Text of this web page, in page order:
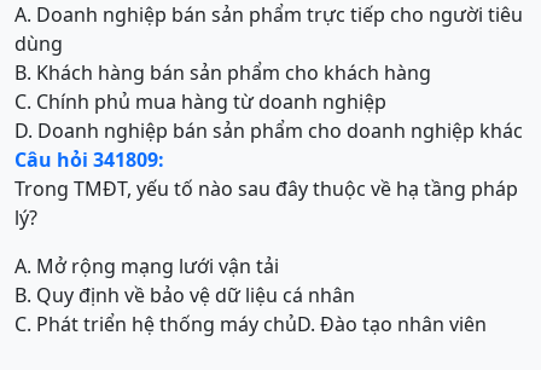
A. Doanh nghiệp bán sản phẩm trực tiếp cho người tiêu
dùng
B. Khách hàng bán sản phẩm cho khách hàng
C. Chính phủ mua hàng từ doanh nghiệp
D. Doanh nghiệp bán sản phẩm cho doanh nghiệp khác
Câu hỏi 341809:
Trong TMĐT, yếu tố nào sau đây thuộc về hạ tầng pháp
lý?
A. Mở rộng mạng lưới vận tải
B. Quy định về bảo vệ dữ liệu cá nhân
C. Phát triển hệ thống máy chủD. Đào tạo nhân viên